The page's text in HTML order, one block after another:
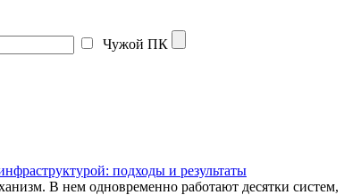
Чужой ПК
подходы и результаты
В нем одновременно работают десятки систем,